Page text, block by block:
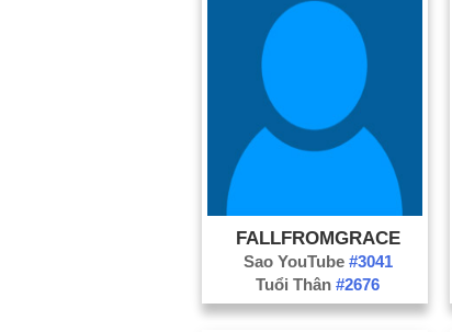
FALLFROMGRACE
Sao YouTube #3041
Tuổi Thân#2676